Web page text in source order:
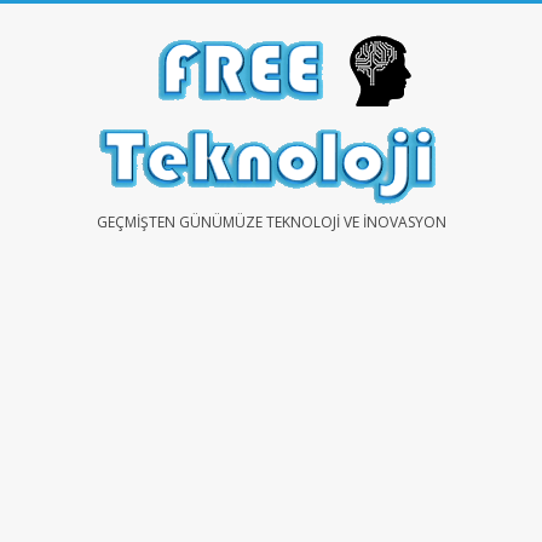
FREEGEÇMIŞTEN GÜNÜMÜZE TEKNOLOJI VE İNOVASYON